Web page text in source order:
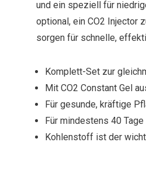
und ein speziell für
optional, ein CO2 Injector
sorgen für schnelle,
Komplett-Set zur
Mit CO2 Constant Gel
Für gesunde, kräftige
Für mindestens 40
Kohlenstoff ist der